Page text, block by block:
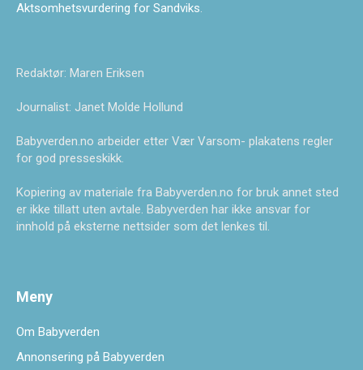
Aktsomhetsvurdering for Sandviks.
Redaktør: Maren Eriksen
Journalist: Janet Molde Hollund
Babyverden.no arbeider etter Vær Varsom- plakatens regler
for god presseskikk.
Kopiering av materiale fra Babyverden.no for bruk annet sted
er ikke tillatt uten avtale. Babyverden har ikke ansvar for
innhold på eksterne nettsider som det lenkes til.
Meny
Om Babyverden
Annonsering på Babyverden